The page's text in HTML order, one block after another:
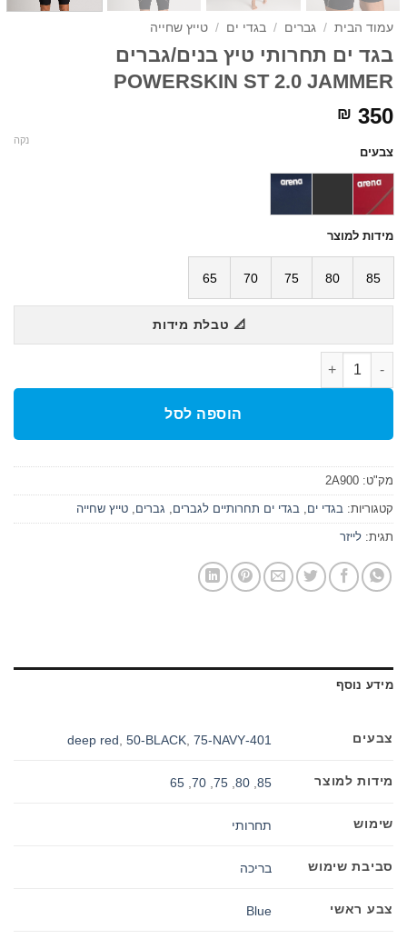
עמוד הבית / גברים / בגדי ים / טייץ שחייה
בגד ים תחרותי טיץ בנים/גברים
POWERSKIN ST 2.0 JAMMER
₪ 350
צבעים
מידות למוצר
85
80
75
70
65
נקה
📐 טבלת מידות
כמות של בגד ים תחרותי טיץ בנים/גברים POWERSKIN ST 2.0 JAMMER
הוספה לסל
מק"ט: 2A900
קטגוריות: בגדי ים בגדי ים תחרותיים לגברים גברים טייץ שחייה
תגית: לייזר
מידע נוסף
צבעים 401-deep red
50-BLACK, 75-NAVY
מידות למוצר 85
,
80
,
75
,
70
,
65
שימוש תחרותי
סביבת שימוש בריכה
צבע ראשי Blue